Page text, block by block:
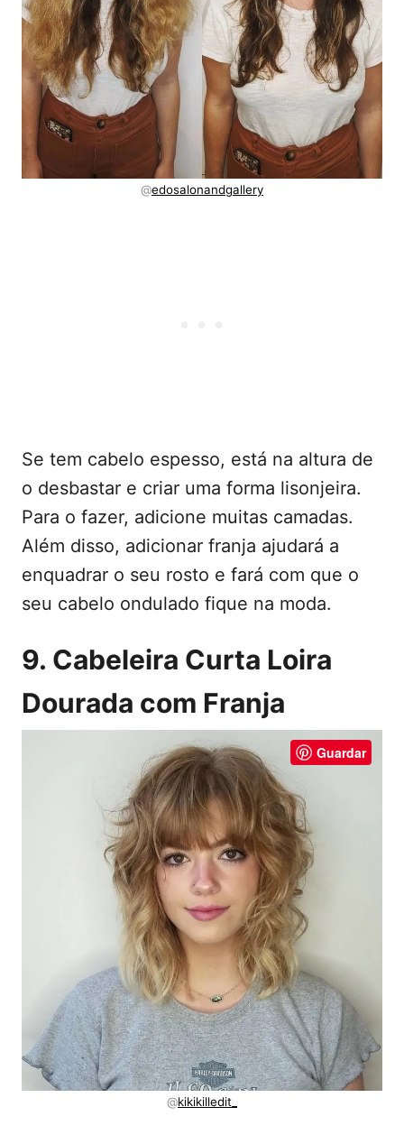
@edosalonandgallery
Se tem cabelo espesso, está na altura de
o desbastar e criar uma forma lisonjeira.
Para o fazer, adicione muitas camadas.
Além disso, adicionar franja ajudará a
enquadrar o seu rosto e fará com que o
seu cabelo ondulado fique na moda.
9. Cabeleira Curta Loira
Dourada com Franja
Guardar
@kikikilledit_